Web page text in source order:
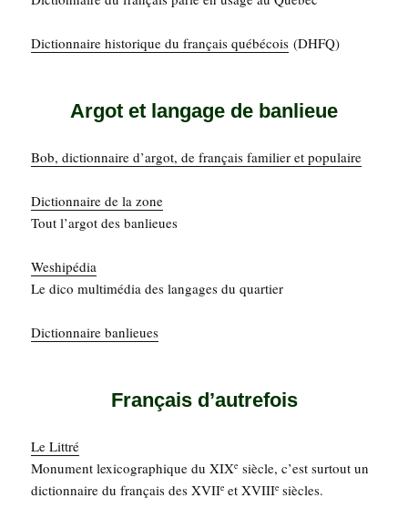
Dic­tion­naire his­to­rique du fran­çais qué­bé­cois (DHFQ)
Argot et langage de banlieue
Bob, dic­tion­naire d’ar­got, de fran­çais fami­lier et populaire
Dic­tion­naire de la zone
Tout l’argot des banlieues
Weshi­pé­dia
Le dico mul­ti­mé­dia des lan­gages du quartier
Dic­tion­naire banlieues
Français d’autrefois
Le Lit­tré
Monu­ment lexi­co­gra­phique du XIXe siècle, c’est sur­tout un
dic­tion­naire du fran­çais des XVIIe et XVIIIe siècles.